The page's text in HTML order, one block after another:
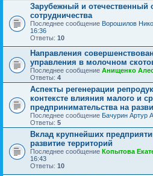
Зарубежный и
сотрудничества
Последнее сообщение Ворошилов
16:36
Ответы: 10
Направления
управления в молочном
Последнее сообщение Анищенко
Ответы: 4
Аспекты регенерации
контексте влияния малого и
предпринимательства на
Последнее сообщение Бачурин Артур
Ответы: 5
Вклад крупнейших
развитие территорий
Последнее сообщение Копытова
16:43
Ответы: 10